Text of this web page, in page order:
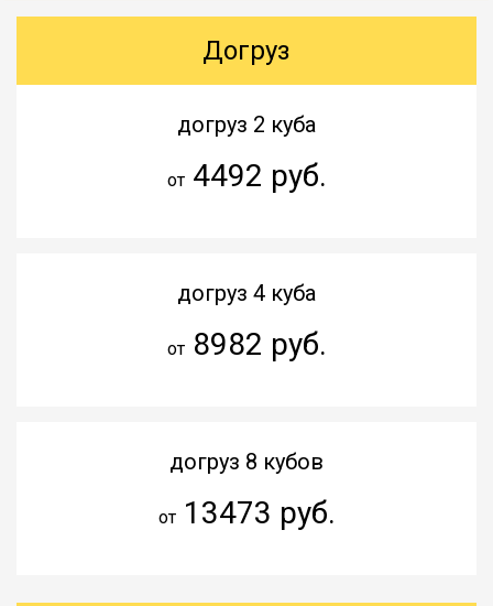
Догруз
догруз 2 куба
от4492 руб.
догруз 4 куба
от8982 руб.
догруз 8 кубов
от13473 руб.